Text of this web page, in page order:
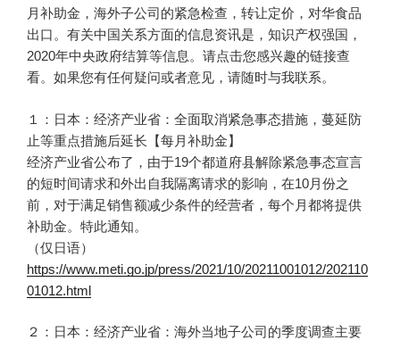
月补助金，海外子公司的紧急检查，转让定价，对华食品
出口。有关中国关系方面的信息资讯是，知识产权强国，
2020年中央政府结算等信息。请点击您感兴趣的链接查
看。如果您有任何疑问或者意见，请随时与我联系。
１：日本：经济产业省：全面取消紧急事态措施，蔓延防
止等重点措施后延长【每月补助金】
经济产业省公布了，由于19个都道府县解除紧急事态宣言
的短时间请求和外出自我隔离请求的影响，在10月份之
前，对于满足销售额减少条件的经营者，每个月都将提供
补助金。特此通知。
（仅日语）
https://www.meti.go.jp/press/2021/10/20211001012/202110
01012.html
２：日本：经济产业省：海外当地子公司的季度调查主要